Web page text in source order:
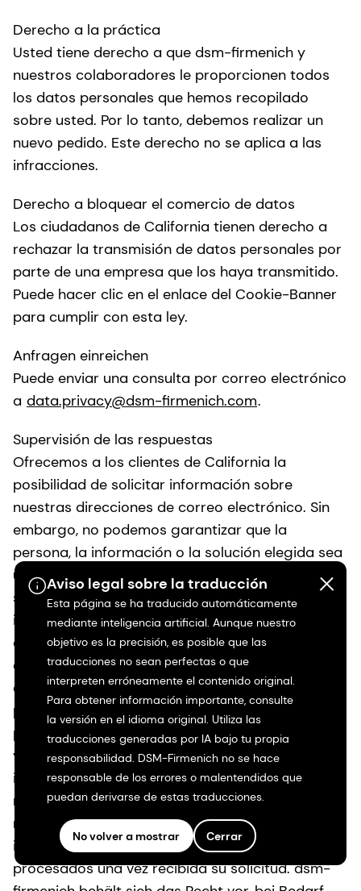
Derecho a la práctica
Usted tiene derecho a que dsm-firmenich y
nuestros colaboradores le proporcionen todos
los datos personales que hemos recopilado
sobre usted. Por lo tanto, debemos realizar un
nuevo pedido. Este derecho no se aplica a las
infracciones.
Derecho a bloquear el comercio de datos
Los ciudadanos de California tienen derecho a
rechazar la transmisión de datos personales por
parte de una empresa que los haya transmitido.
Puede hacer clic en el enlace del Cookie-Banner
para cumplir con esta ley.
Anfragen einreichen
Puede enviar una consulta por correo electrónico
a data.privacy@dsm-firmenich.com.
Supervisión de las respuestas
Ofrecemos a los clientes de California la
posibilidad de solicitar información sobre
nuestras direcciones de correo electrónico. Sin
embargo, no podemos garantizar que la
persona, la información o la solución elegida sea
un ciudadano de California, al que se dirige la
solicitud, para que la reciba. Para verificar la
identidad de un ciudadano de California después
de una consulta, podemos obtener hasta tres
datos personales sobre usted, con el fin de
compararlos con nuestras identificaciones. No
podremos responder a su consulta ni
proporcionarle datos personales si no podemos
verificar su identidad. Si desea obtener más
información, no debe abrir una cuenta con
nosotros. Sólo utilizaremos los datos personales
recogidos en su solicitud para verificar su
identidad. Los datos enviados por usted serán
procesados una vez recibida su solicitud. dsm-
Aviso legal sobre la traducción
Esta página se ha traducido automáticamente
mediante inteligencia artificial. Aunque nuestro
objetivo es la precisión, es posible que las
traducciones no sean perfectas o que
interpreten erróneamente el contenido original.
Para obtener información importante, consulte
la versión en el idioma original. Utiliza las
traducciones generadas por IA bajo tu propia
responsabilidad. DSM-Firmenich no se hace
responsable de los errores o malentendidos que
puedan derivarse de estas traducciones.
No volver a mostrar Cerrar